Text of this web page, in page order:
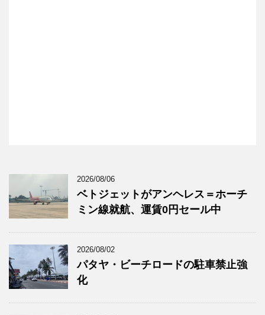
2026/08/06
ベトジェットがアンヘレス＝ホーチ
ミン線就航、運賃0円セール中
2026/08/02
パタヤ・ビーチロードの駐車禁止強
化